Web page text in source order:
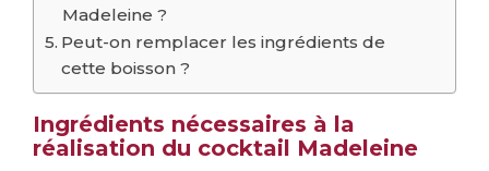
Madeleine ?
Peut-on remplacer les ingrédients de
cette boisson ?
Ingrédients nécessaires à la
réalisation du cocktail Madeleine